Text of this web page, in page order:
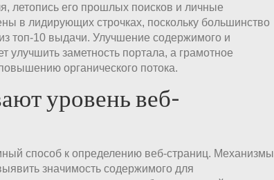
летопись его прошлых поисков и личные
в лидирующих строчках, поскольку большинство
топ-10 выдачи. Улучшение содержимого и
улучшить заметность портала, а грамотное
органического потока.
уровень веб-
способ к определению веб-страниц. Механизмы
значимость содержимого для